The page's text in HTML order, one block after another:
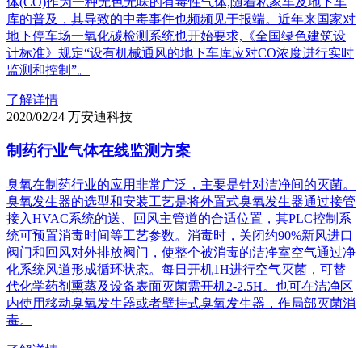
库的普及，其导致的中毒事件也频频见于报端。近年来国家对
地下停车场一氧化碳检测系统也开始要求,《全国绿色建筑设
计标准》规定“设有机械通风的地下车库应对CO浓度进行实时
监测和控制”。
了解详情
2020/02/24 万安迪科技
制药行业气体在线监测方案
臭氧在制药行业的应用非常广泛，主要是针对洁净间的灭菌。
臭氧发生器的选型和安装工艺是将外置式臭氧发生器通过接管
接入HVAC系统的送、回风主管道的合适位置，其PLC控制系
统可预置消毒时间等工艺参数。消毒时，关闭约90%新风进口
阀门和回风对外排放阀门，使整个被消毒的洁净室空气通过净
化系统风道形成循环状态。每日开机1H进行空气灭菌，可替
代化学药剂熏蒸及设备表面灭菌需开机2-2.5H。也可在洁净区
内使用移动臭氧发生器或者壁挂式臭氧发生器，作局部灭菌消
毒。